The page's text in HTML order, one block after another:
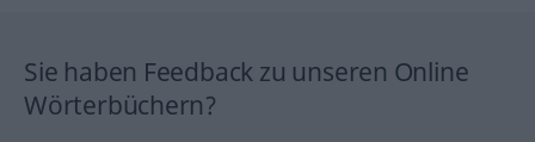
Sie haben Feedback zu unseren Online
Wörterbüchern?